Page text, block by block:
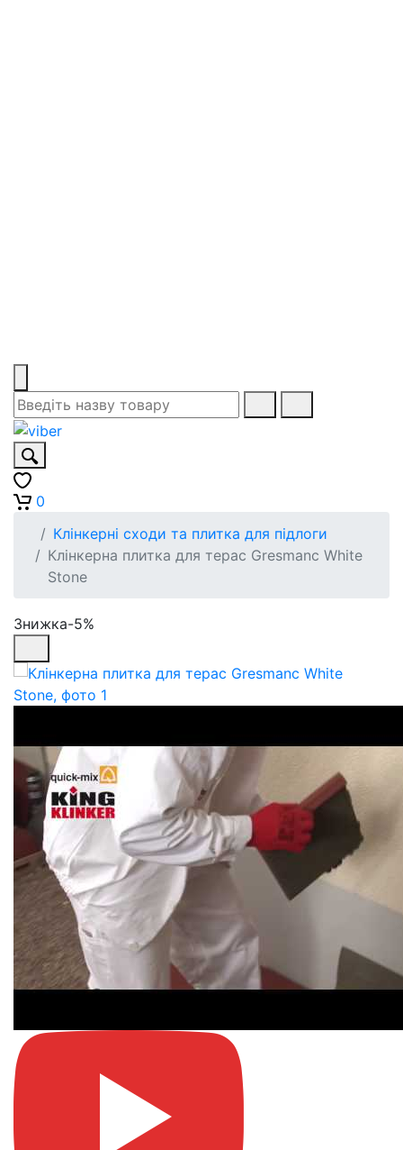
0
Клінкерні сходи та плитка для підлоги
Клінкерна плитка для терас Gresmanc White
Stone
Знижка-5%